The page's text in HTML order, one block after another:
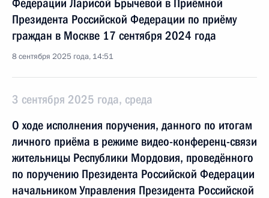
Федерации Ларисой Брычевой в Приёмной
Президента Российской Федерации по приёму
граждан в Москве 17 сентября 2024 года
8 сентября 2025 года, 14:51
3 сентября 2025 года, среда
О ходе исполнения поручения, данного по итогам
личного приёма в режиме видео-конференц-связи
жительницы Республики Мордовия, проведённого
по поручению Президента Российской Федерации
начальником Управления Президента Российской